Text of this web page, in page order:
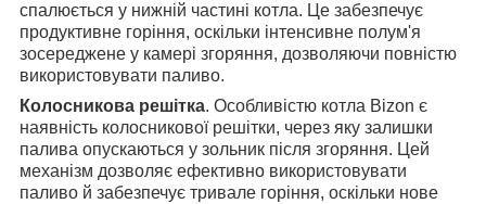
спалюється у нижній частині котла. Це забезпечує
продуктивне горіння, оскільки інтенсивне полум'я
зосереджене у камері згоряння, дозволяючи повністю
використовувати паливо.
Колосникова решітка. Особливістю котла Bizon є
наявність колосникової решітки, через яку залишки
палива опускаються у зольник після згоряння. Цей
механізм дозволяє ефективно використовувати
паливо й забезпечує тривале горіння, оскільки нове